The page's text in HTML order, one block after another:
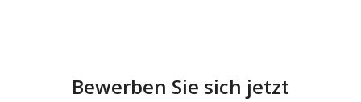
Bewerben Sie sich jetzt